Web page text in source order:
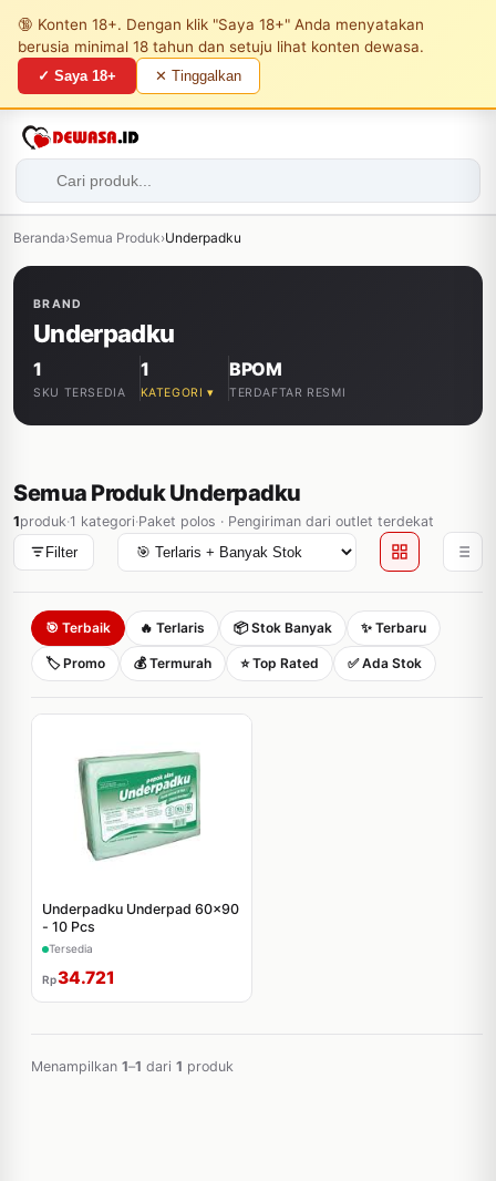
🔞 Konten 18+. Dengan klik "Saya 18+" Anda menyatakan
berusia minimal 18 tahun dan setuju lihat konten dewasa.
✓ Saya 18+ ✕ Tinggalkan
Beranda›Semua Produk›Underpadku
BRAND
Underpadku
1
SKU TERSEDIA
1
KATEGORI ▾
BPOM
TERDAFTAR RESMI
Semua Produk Underpadku
1produk·1 kategori·Paket polos · Pengiriman dari outlet terdekat
Filter
🎯 Terbaik 🔥 Terlaris 📦 Stok Banyak ✨ Terbaru
🏷️ Promo 💰 Termurah ⭐ Top Rated ✅ Ada Stok
Underpadku Underpad 60x90
- 10 Pcs
Tersedia
Rp34.721
Menampilkan 1–1 dari 1 produk